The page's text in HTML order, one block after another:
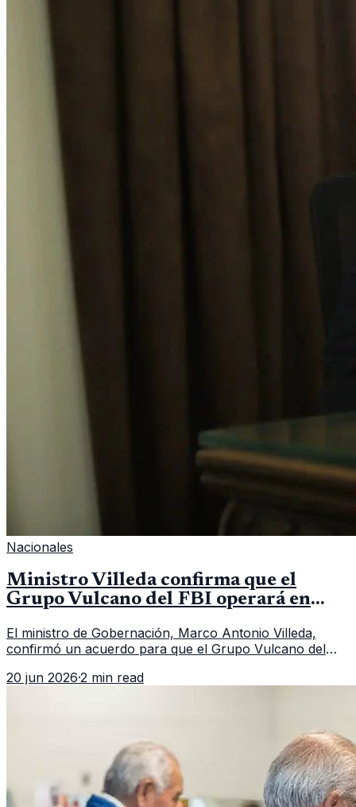
Nacionales
Ministro Villeda confirma que el
Grupo Vulcano del FBI operará en
El ministro de Gobernación, Marco Antonio Villeda,
confirmó un acuerdo para que el Grupo Vulcano del
fallido con la administración anterior del Ministerio
20 jun 2026·2 min read